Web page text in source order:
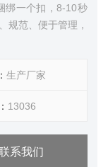
绑一个扣，8-10秒
规范、便于管理，
生产厂家
13036
系我们